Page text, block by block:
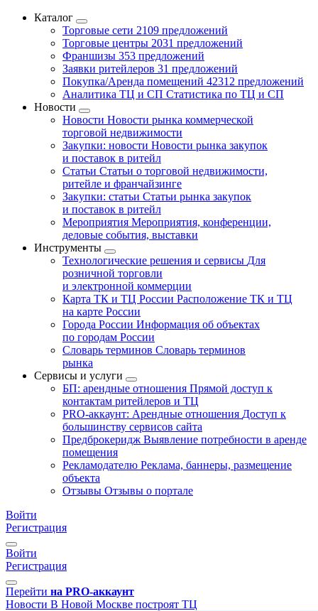
Каталог
Торговые сети 2109 предложений
Торговые центры 2031 предложений
Франшизы 353 предложений
Заявки ритейлеров 31 предложений
Покупка/Аренда помещений 42312 предложений
Аналитика ТЦ и СП Статистика по ТЦ и СП
Новости
Новости Новости рынка коммерческой
торговой недвижимости
Закупки: новости Новости рынка закупок
и поставок в ритейл
Статьи Статьи о торговой недвижимости,
ритейле и франчайзинге
Закупки: статьи Статьи рынка закупок
и поставок в ритейл
Мероприятия Мероприятия, конференции,
деловые события, выставки
Инструменты
Технологические решения и сервисы Для
розничной торговли
и электронной коммерции
Карта ТК и ТЦ России Расположение ТК и ТЦ
на карте России
Города России Информация об объектах
по городам России
Словарь терминов Словарь терминов
рынка
Сервисы и услуги
БП: арендные отношения Прямой доступ к
контактам ритейлеров и ТЦ
PRO-аккаунт: Арендные отношения Доступ к
большинству сервисов сайта
Предброкеридж Выявление потребности в аренде
помещения
Рекламодателю Реклама, баннеры, размещение
объекта
Отзывы Отзывы о портале
Войти
Регистрация
Войти
Регистрация
Перейти на PRO-аккаунт
Новости В Новой Москве построят ТЦ